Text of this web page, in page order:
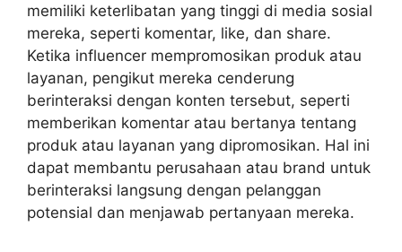
memiliki keterlibatan yang tinggi di media sosial
mereka, seperti komentar, like, dan share.
Ketika influencer mempromosikan produk atau
layanan, pengikut mereka cenderung
berinteraksi dengan konten tersebut, seperti
memberikan komentar atau bertanya tentang
produk atau layanan yang dipromosikan. Hal ini
dapat membantu perusahaan atau brand untuk
berinteraksi langsung dengan pelanggan
potensial dan menjawab pertanyaan mereka.